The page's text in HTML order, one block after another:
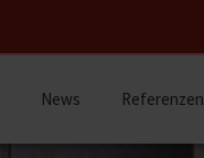
News Referenzen